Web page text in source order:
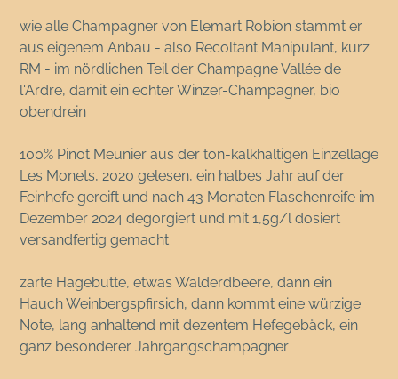
wie alle Champagner von Elemart Robion stammt er
aus eigenem Anbau - also Recoltant Manipulant, kurz
RM - im nördlichen Teil der Champagne Vallée de
l'Ardre, damit ein echter Winzer-Champagner, bio
obendrein
100% Pinot Meunier aus der ton-kalkhaltigen Einzellage
Les Monets, 2020 gelesen, ein halbes Jahr auf der
Feinhefe gereift und nach 43 Monaten Flaschenreife im
Dezember 2024 degorgiert und mit 1,5g/l dosiert
versandfertig gemacht
zarte Hagebutte, etwas Walderdbeere, dann ein
Hauch Weinbergspfirsich, dann kommt eine würzige
Note, lang anhaltend mit dezentem Hefegebäck, ein
ganz besonderer Jahrgangschampagner